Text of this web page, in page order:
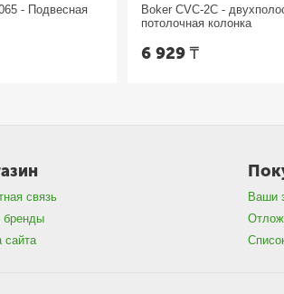
- Подвесная
Boker CVC-2C -
потолочная колонка
6 929₸
связь
бренды
сайта
Ваши